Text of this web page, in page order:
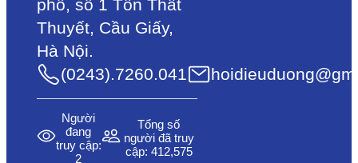
chuyên
nghiệp vì
sức khỏe
nhân dân
phố, số 1 Tôn Thất
Thuyết, Cầu Giấy,
Hà Nội.
(0243).7260.041
Người
đang
truy cập:
2
Tổng số
người đã truy
cập: 412,575